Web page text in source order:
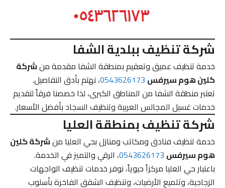
شركة تنظيف ببلدية الشفا
خدمة تنظيف عميق وتعقيم بمنطقة الشفا مقدمة منشركة
كلين هوم سيرفس0543626173، نهتم بأدق التفاصيل.
تعتبر منطقة الشفا من المناطق الكبرى، لذا خصصنا فرقاً لتقديم
خدمات غسيل المجالس العربية وتنظيف السجاد بأفضل الأسعار.
شركة تنظيف بمنطقة العليا
خدمة تنظيف فنادق ومكاتب ومنازل بحي العليا منشركة كلين
هوم سيرفس0543626173، الرقي والتميز في الخدمة.
باعتبار حي العليا مركزاً حيوياً، نوفر خدمات تنظيف الواجهات
الزجاجية، وتلميع الأرضيات، وتنظيف الشقق الفاخرة بأسلوب